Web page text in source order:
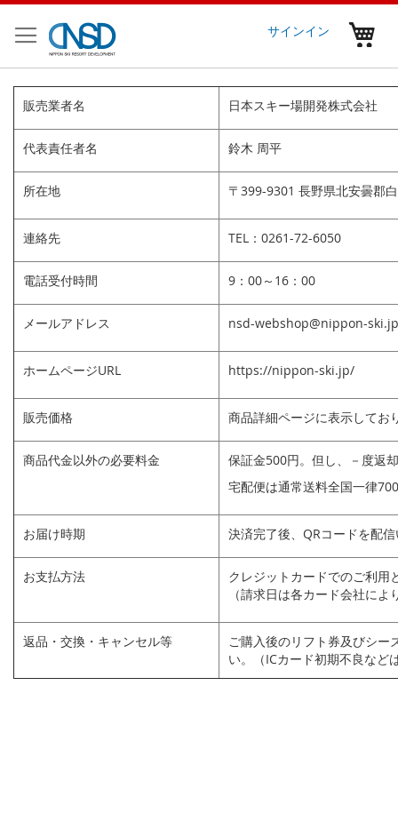
ン
テ
ン
ツ
に
ッ
プ
サインイン
販売業者名 日本スキー場開発株式会社
代表責任者名 鈴木 周平
所在地 〒399-9301 長野県北安曇郡
連絡先 TEL：0261-72-6050
電話受付時間 9：00～16：00
メールアドレス nsd-webshop@nippon-ski.jp
ホームページURL https://nippon-ski.jp/
販売価格 商品詳細ページに表示してお
商品代金以外の必要料金
保証金500円。但し、－度返
宅配便は通常送料全国一律
お届け時期 決済完了後、QRコードを配
お支払方法
クレジットカードでのご利用
（請求日は各カード会社によ
返品・交換・キャンセル等
ご購入後のリフト券及びシー
い。（ICカード初期不良など